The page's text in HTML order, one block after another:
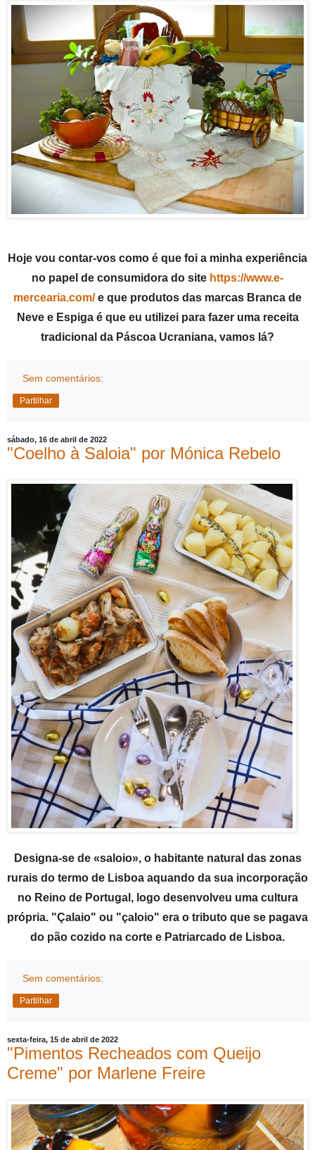
Hoje vou contar-vos como é que foi a minha experiência
no papel de consumidora do site https://www.e-
mercearia.com/e que produtos das marcas Branca de
Neve e Espiga é que eu utilizei para fazer uma receita
tradicional da Páscoa Ucraniana, vamos lá?
Sem comentários:
Partilhar
sábado, 16 de abril de 2022
"Coelho à Saloia" por Mónica Rebelo
Designa-se de «saloio», o habitante natural das zonas
rurais do termo de Lisboa aquando da sua incorporação
no Reino de Portugal, logo desenvolveu uma cultura
própria. "Çalaio" ou "çaloio" era o tributo que se pagava
do pão cozido na corte e Patriarcado de Lisboa.
Sem comentários:
Partilhar
sexta-feira, 15 de abril de 2022
"Pimentos Recheados com Queijo
Creme" por Marlene Freire